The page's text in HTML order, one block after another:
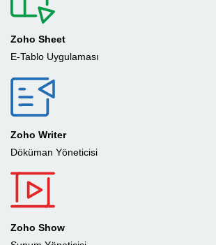
Zoho Sheet
E-Tablo Uygulaması
Zoho Writer
Döküman Yöneticisi
Zoho Show